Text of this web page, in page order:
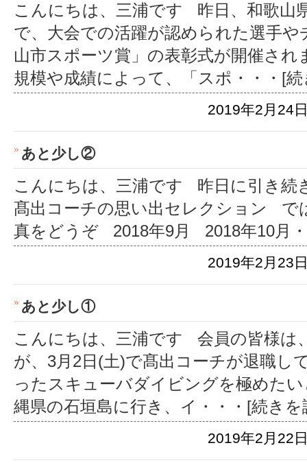
こんにちは、三浦です 昨日、和歌山
で、大会での活躍が認められた選手
山市スポーツ賞」の表彰式が開催さ
規模や成績によって、「スポ ・・・[
2019年2月24
あと少し②
こんにちは、三浦です 昨日に引き続
髙出コーチの思い出セレクション で
真をどうぞ 2018年9月 2018年10月
2019年2月23
あと少し①
こんにちは、三浦です 会員の皆様は
が、3月2日(土)で髙出コーチが退職
ったスキューバダイビングを極めた
縄県の石垣島に行き、イ ・・・[続き
2019年2月22